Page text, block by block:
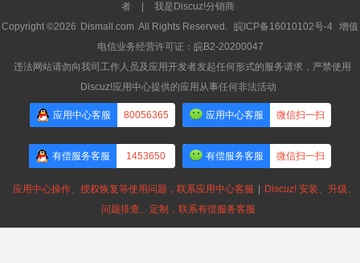
者
我是Discuz!分销商
Copyright ©2026 Dismall.com All Rights Reserved. 皖ICP备16010102号-4 增值
电信业务经营许可证：皖B2-20200047
违法网站请勿向我司工作人员及应用开发者发起任何形式的服务请求，严禁使用
Discuz!应用中心提供的应用从事任何非法活动
应用中心客服 80056365 应用中心客服 微信扫一扫
有偿服务客服 1453650 有偿服务客服 微信扫一扫
应用中心操作、授权恢复等使用问题，联系应用中心客服
Discuz! 安装、升级、
问题排查、定制，联系有偿服务客服